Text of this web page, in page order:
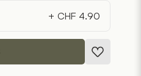
+ CHF 4.90